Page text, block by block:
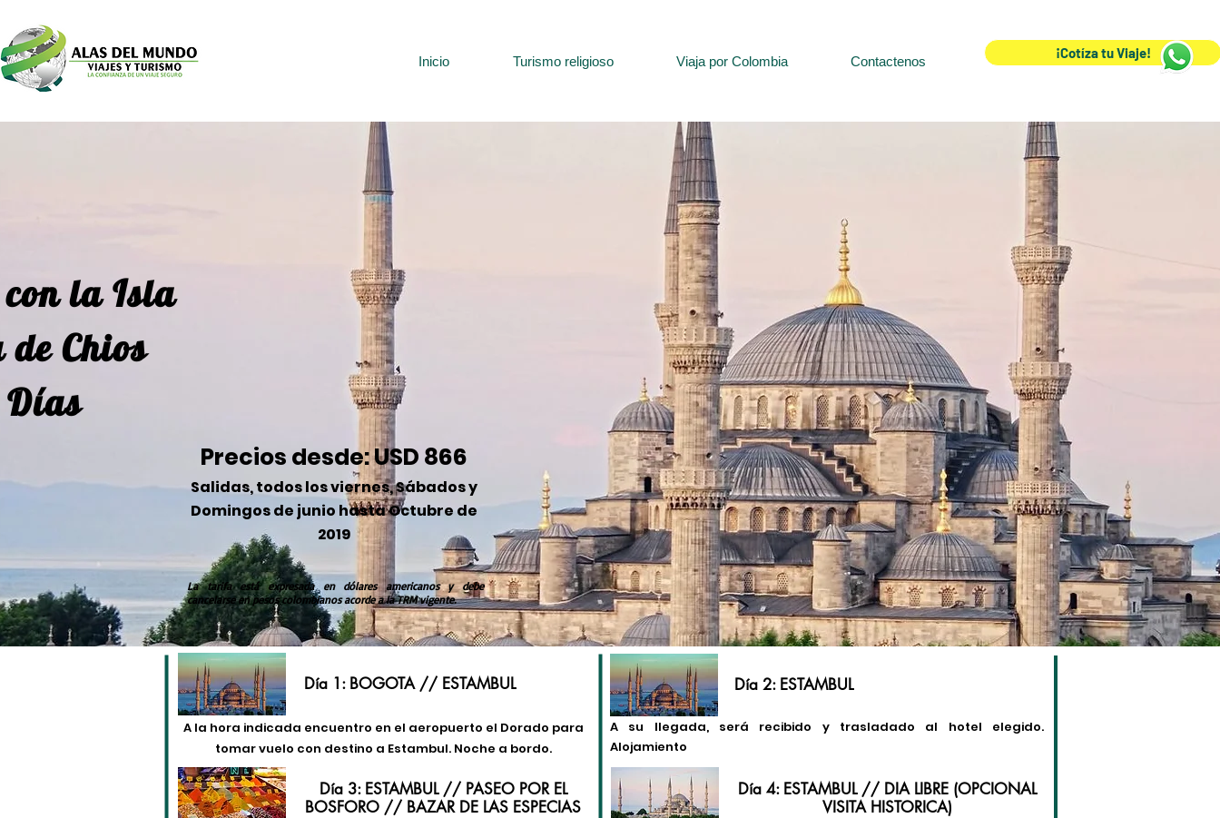
Inicio Turismo religioso Viaja por Colombia Contactenos
¡Cotíza tu Viaje!
la Isla
de Chios
Días
Precios desde: USD 866
Salidas, todos los viernes,Sábadosy
Domingos de junio hasta Octubre de
2019
La tarifa está expresada en dólares americanos y debe
cancelarse en pesos colombianos acorde a la TRM vigente.
Día 1: BOGOTA // ESTAMBUL Día 2: ESTAMBUL
A la hora indicada encuentro en el aeropuerto el Dorado para
tomar vuelo con destino a Estambul. Noche a bordo.
A su llegada, será recibido y trasladado al hotel elegido.
Alojamiento
Día 3: ESTAMBUL // PASEO POR EL
BOSFORO // BAZAR DE LAS ESPECIAS
Día 4: ESTAMBUL // DIA LIBRE (OPCIONAL
VISITA HISTORICA)